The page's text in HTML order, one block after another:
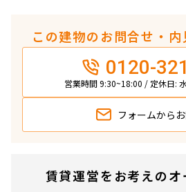
この建物のお問合せ・
0120-
営業時間 9:30~18:00 / 定休日:
フォームから
賃貸運営をお考えの